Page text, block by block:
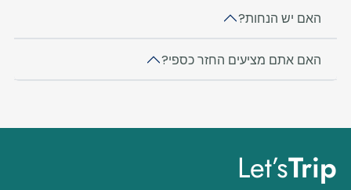
האם יש הנחות?
האם אתם מציעים החזר כספי?
Let’sTrip